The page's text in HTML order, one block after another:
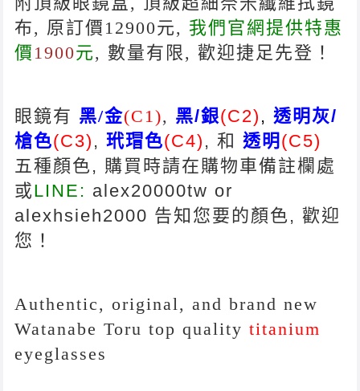
布, 原訂價12900元, 我們官網提供特惠
價 1900元, 數量有限, 歡迎捷足先登！
眼鏡有 黑/金(C1), 黑/銀(C2) , 透明灰/
槍色(C3) ,玳瑁色(C4) ,和透明 (C5)
五種顏色, 購買時請在購物車備註欄處
或LINE: alex20000tw or
alexhsieh2000 告知您要的顏色,歡迎
您！
Authentic, original, and brand new
Watanabe Toru top qualitytitanium
eyeglasses